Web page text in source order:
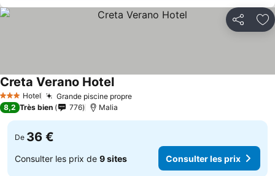
Partager
3 ÉtoilesHotel Grande piscine propre
Creta Verano Hotel
8,2 Très bien 776 Malia
De 36 €
Consulter les prix de 9 sites Consulter les prix